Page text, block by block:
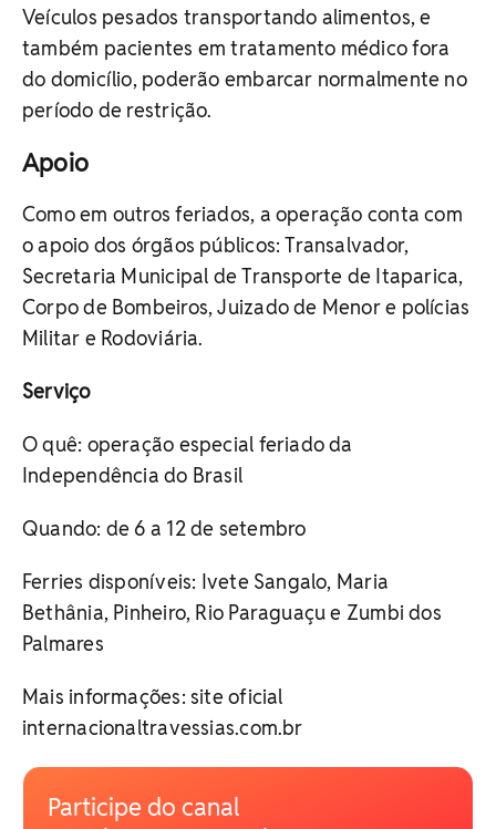
Veículos pesados transportando alimentos, e
também pacientes em tratamento médico fora
do domicílio, poderão embarcar normalmente no
período de restrição.
Apoio
Como em outros feriados, a operação conta com
o apoio dos órgãos públicos: Transalvador,
Secretaria Municipal de Transporte de Itaparica,
Corpo de Bombeiros, Juizado de Menor e polícias
Militar e Rodoviária.
Serviço
O quê: operação especial feriado da
Independência do Brasil
Quando: de 6 a 12 de setembro
Ferries disponíveis: Ivete Sangalo, Maria
Bethânia, Pinheiro, Rio Paraguaçu e Zumbi dos
Palmares
Mais informações: site oficial
internacionaltravessias.com.br
Participe do canal